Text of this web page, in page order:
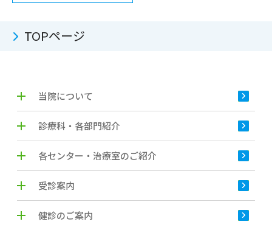
TOPページ
当院について
診療科・各部門紹介
各センター・治療室のご紹介
受診案内
健診のご案内